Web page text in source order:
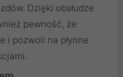
Dzięki obsłudze
pewność, że
i pozwoli na płynne